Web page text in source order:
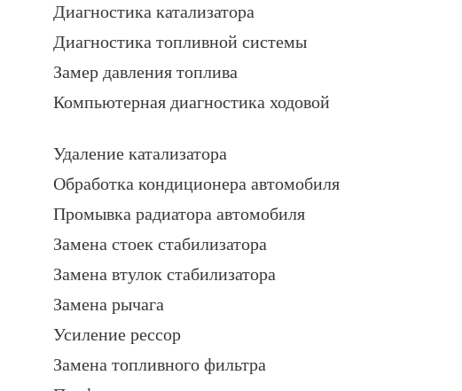
Диагностика катализатора
Диагностика топливной системы
Замер давления топлива
Компьютерная диагностика ходовой
Удаление катализатора
Обработка кондиционера автомобиля
Промывка радиатора автомобиля
Замена стоек стабилизатора
Замена втулок стабилизатора
Замена рычага
Усиление рессор
Замена топливного фильтра